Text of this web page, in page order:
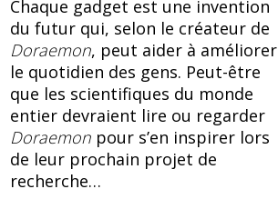
Chaque gadget est une invention
du futur qui, selon le créateur de
Doraemon, peut aider à améliorer
le quotidien des gens. Peut-être
que les scientifiques du monde
entier devraient lire ou regarder
Doraemon pour s’en inspirer lors
de leur prochain projet de
recherche…